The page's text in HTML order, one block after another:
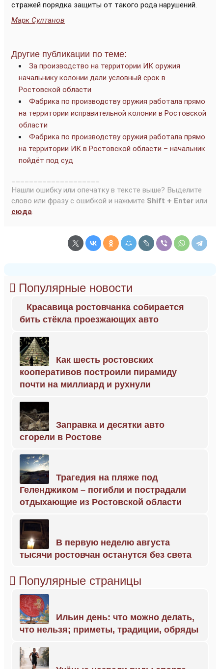
стражей порядка защиты от такого рода нарушений.
Марк Султанов
Другие публикации по теме:
За производство на территории ИК оружия
начальнику колонии дали условный срок в
Ростовской области
Фабрика по производству оружия работала прямо
на территории исправительной колонии в Ростовской
области
Фабрика по производству оружия работала прямо
на территории ИК в Ростовской области – начальник
пойдёт под суд
Нашли ошибку или опечатку в тексте выше? Выделите
слово или фразу с ошибкой и нажмите Shift + Enter или
сюда.
Популярные новости
Красавица ростовчанка собирается
бить стёкла проезжающих авто
Как шесть ростовских
кооперативов построили пирамиду
почти на миллиард и рухнули
Заправка и десятки авто
сгорели в Ростове
Трагедия на пляже под
Геленджиком – погибли и пострадали
отдыхающие из Ростовской области
В первую неделю августа
тысячи ростовчан останутся без света
Популярные страницы
Ильин день: что можно делать,
что нельзя; приметы, традиции, обряды